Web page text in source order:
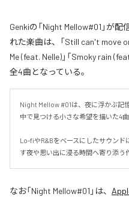
Genkiの「Night Mellow#01」が
れた楽曲は、「Still can't move
Me (feat. Nelle)」「Smoky rain
全4曲となっている。
Night Mellow #01は、夜に浮かぶ記
中で見つける小さな希望を描いた4曲
Lo-fiやR&Bをベースにしたサウン
す夜や思い出に浸る時間へ寄り添う
なお「Night Mellow#01 」は、